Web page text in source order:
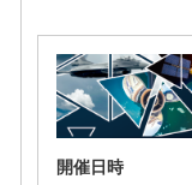
開催日時